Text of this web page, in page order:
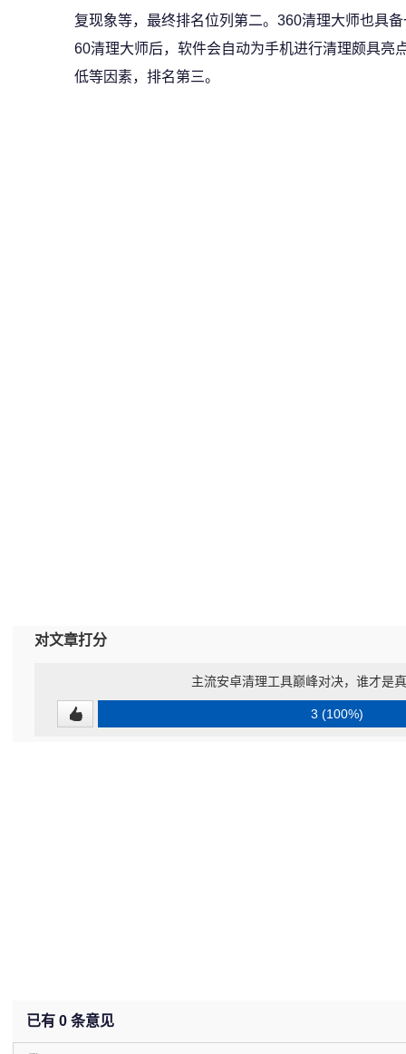
复现象等，最终排名位列第二。360清理大师也具
60清理大师后，软件会自动为手机进行清理颇具亮
低等因素，排名第三。
对文章打分
主流安卓清理工具巅峰对决，谁才是
3 (100%)
已有 0 条意见